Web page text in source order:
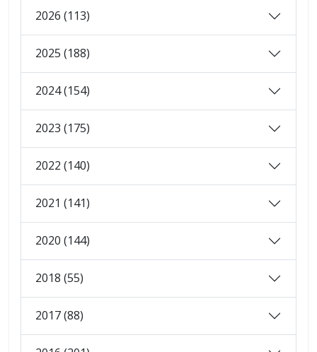
2026 (113)
2025 (188)
2024 (154)
2023 (175)
2022 (140)
2021 (141)
2020 (144)
2018 (55)
2017 (88)